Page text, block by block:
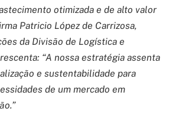
otimizada e de alto valor
Patricio López de Carrizosa,
da Divisão de Logística e
“A nossa estratégia assenta
e sustentabilidade para
de um mercado em